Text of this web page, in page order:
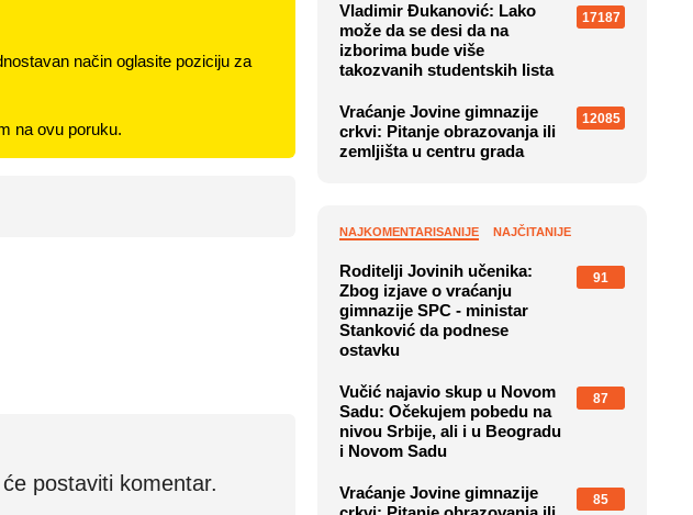
način oglasite poziciju za
na ovu poruku.
postaviti komentar.
Vladimir Đukanović: Lako
može da se desi da na
izborima bude više
takozvanih studentskih lista
17187
Vraćanje Jovine gimnazije
crkvi: Pitanje obrazovanja ili
zemljišta u centru grada
12085
NAJKOMENTARISANIJE NAJČITANIJE
Roditelji Jovinih učenika:
Zbog izjave o vraćanju
gimnazije SPC - ministar
Stanković da podnese
ostavku
91
Vučić najavio skup u Novom
Sadu: Očekujem pobedu na
nivou Srbije, ali i u Beogradu
i Novom Sadu
87
Vraćanje Jovine gimnazije
85